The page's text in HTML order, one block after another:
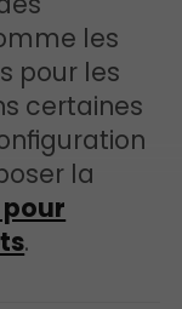
les
pour les
certaines
la
.